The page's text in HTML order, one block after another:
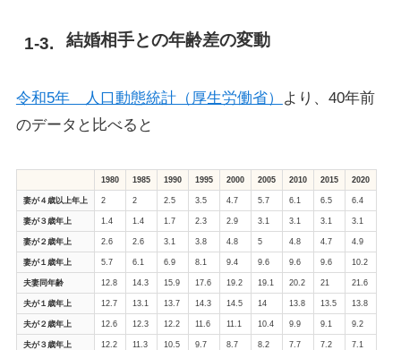
結婚相手との年齢差の変動
令和5年 人口動態統計（厚生労働省）
より、40年前
のデータと比べると
1980 1985 1990 1995 2000 2005 2010 2015 2020
妻が４歳以上年上 2 2 2.5 3.5 4.7 5.7 6.1 6.5 6.4
妻が３歳年上 1.4 1.4 1.7 2.3 2.9 3.1 3.1 3.1 3.1
妻が２歳年上 2.6 2.6 3.1 3.8 4.8 5 4.8 4.7 4.9
妻が１歳年上 5.7 6.1 6.9 8.1 9.4 9.6 9.6 9.6 10.2
夫妻同年齢 12.8 14.3 15.9 17.6 19.2 19.1 20.2 21 21.6
夫が１歳年上 12.7 13.1 13.7 14.3 14.5 14 13.8 13.5 13.8
夫が２歳年上 12.6 12.3 12.2 11.6 11.1 10.4 9.9 9.1 9.2
夫が３歳年上 12.2 11.3 10.5 9.7 8.7 8.2 7.7 7.2 7.1